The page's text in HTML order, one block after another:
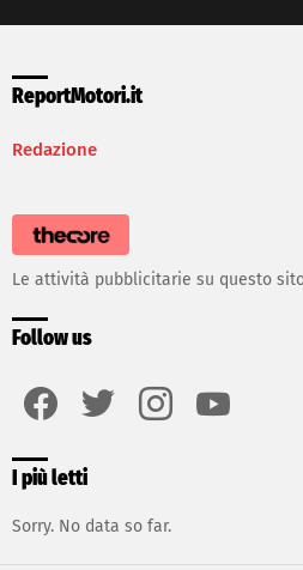
ReportMotori.it
Redazione
Le attività pubblicitarie su questo
Follow us
I più letti
Sorry. No data so far.